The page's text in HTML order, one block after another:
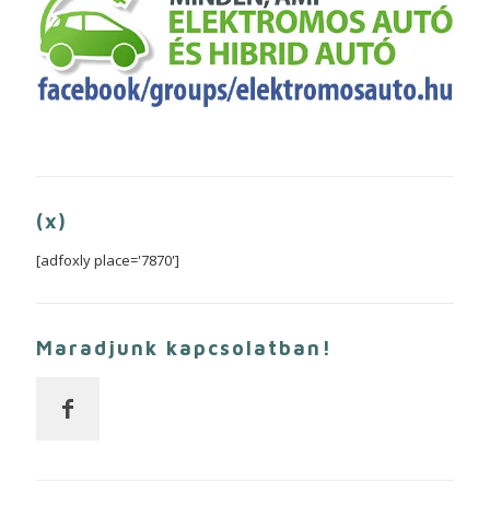
(x)
[adfoxly place='7870']
Maradjunk kapcsolatban!